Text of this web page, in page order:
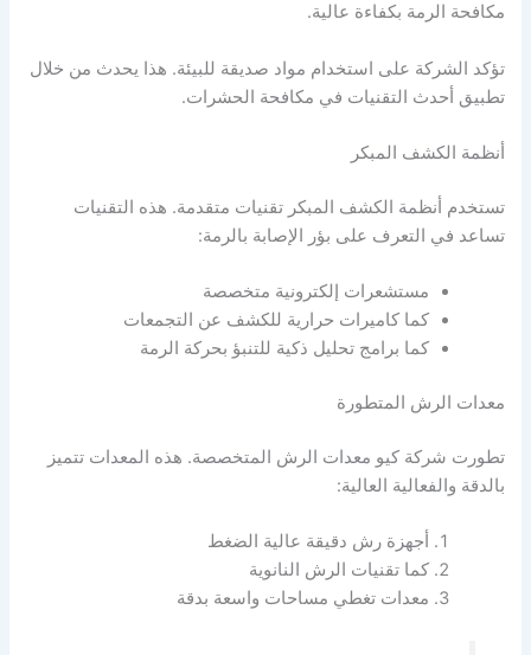
مكافحة الرمة بكفاءة عالية.
تؤكد الشركة على استخدام مواد صديقة للبيئة. هذا يحدث من خلال
تطبيق أحدث التقنيات في مكافحة الحشرات.
أنظمة الكشف المبكر
تستخدم أنظمة الكشف المبكر تقنيات متقدمة. هذه التقنيات
تساعد في التعرف على بؤر الإصابة بالرمة:
مستشعرات إلكترونية متخصصة
كما كاميرات حرارية للكشف عن التجمعات
كما برامج تحليل ذكية للتنبؤ بحركة الرمة
معدات الرش المتطورة
تطورت شركة كيو معدات الرش المتخصصة. هذه المعدات تتميز
بالدقة والفعالية العالية:
أجهزة رش دقيقة عالية الضغط
كما تقنيات الرش النانوية
معدات تغطي مساحات واسعة بدقة